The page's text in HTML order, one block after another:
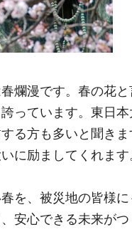
爛漫です。春の花
っています。東日
る方も多いと聞き
に励ましてくれます
を、被災地の皆様
安心できる未来が